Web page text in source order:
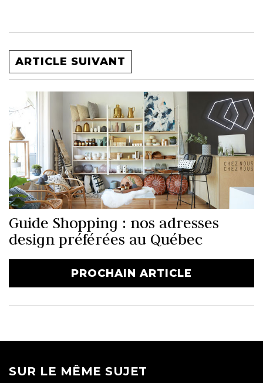
ARTICLE SUIVANT
Guide Shopping : nos adresses
design préférées au Québec
PROCHAIN ARTICLE
SUR LE MÊME SUJET